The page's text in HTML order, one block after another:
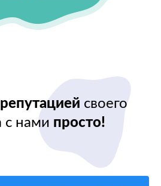
своего
с нами просто!